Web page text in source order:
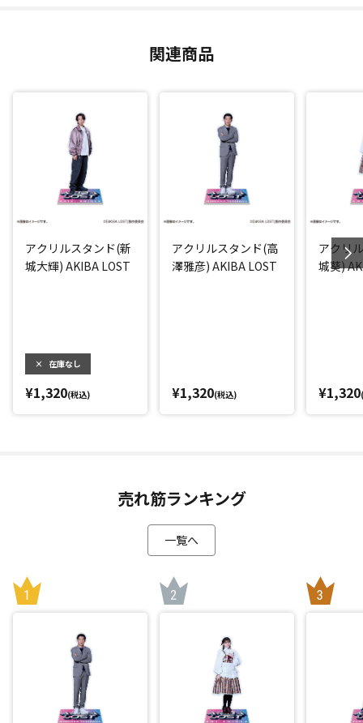
関連商品
アクリルスタンド(新
城大輝) AKIBA LOST
× 在庫なし
¥1,320(税込)
アクリルスタンド(高
澤雅彦) AKIBA LOST
¥1,320(税込)
アクリ
城葵)
¥1,320
売れ筋ランキング
一覧へ